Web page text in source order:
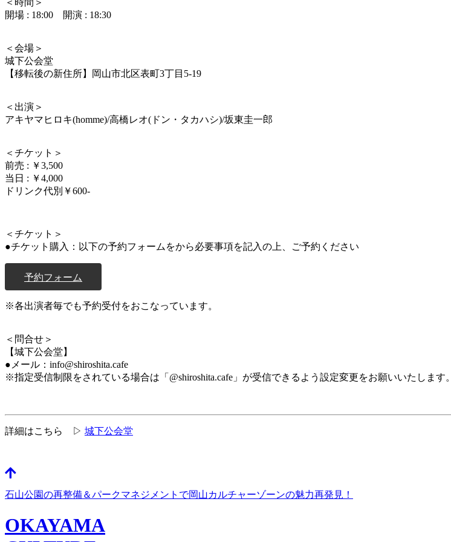
＜時間＞
開場 : 18:00 開演 : 18:30
＜会場＞
城下公会堂
【移転後の新住所】岡山市北区表町3丁目5-19
＜出演＞
アキヤマヒロキ(homme)/高橋レオ(ドン・タカハシ)/坂東圭一郎
＜チケット＞
前売 : ￥3,500
当日 : ￥4,000
ドリンク代別￥600-
＜チケット＞
●チケット購入：以下の予約フォームをから必要事項を記入の上、ご予約ください
予約フォーム
※各出演者毎でも予約受付をおこなっています。
＜問合せ＞
【城下公会堂】
●メール：info@shiroshita.cafe
※指定受信制限をされている場合は「@shiroshita.cafe」が受信できるよう設定変更をお願いいたします。
詳細はこちら ▷ 城下公会堂
石山公園の再整備＆パークマネジメントで岡山カルチャーゾーンの魅力再発見！
OKAYAMA